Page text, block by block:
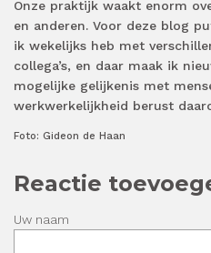
Onze praktijk waakt enorm
en anderen. Voor deze blog
ik wekelijks heb met
collega’s, en daar maak ik
mogelijke gelijkenis met
werkwerkelijkheid berust
Foto: Gideon de Haan
Reactie
Uw naam